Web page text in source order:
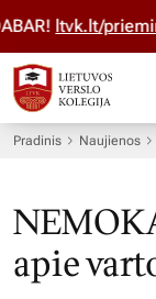
ltvk.lt/
Pradinis Naujienos
apie